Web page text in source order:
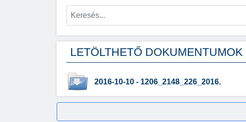
LETÖLTHETŐ DOKUMENTUMOK
2016-10-10 - 1206_2148_226_2016.